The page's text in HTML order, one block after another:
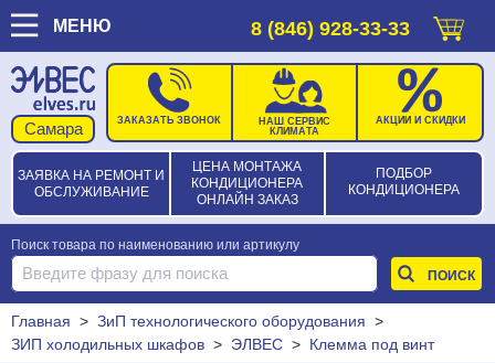
МЕНЮ 8 (846) 928-33-33
ЗАЯВКА НА РЕМОНТ И
ОБСЛУЖИВАНИЕ
ЦЕНА МОНТАЖА
КОНДИЦИОНЕРА
ОНЛАЙН ЗАКАЗ
ПОДБОР
КОНДИЦИОНЕРА
ЗАКАЗАТЬ ЗВОНОК
НАШ СЕРВИС
КЛИМАТА
АКЦИИ И СКИДКИ
Поиск товара по наименованию или артикулу
Главная > ЗиП технологического оборудования >
ЗИП холодильных шкафов > ЭЛВЕС > Клемма под винт